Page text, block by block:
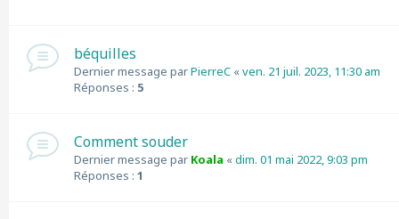
béquilles
Dernier message parPierreC «ven. 21 juil. 2023, 11:30 am
Réponses : 5
Comment souder
Dernier message par Koala «dim. 01 mai 2022, 9:03 pm
Réponses : 1